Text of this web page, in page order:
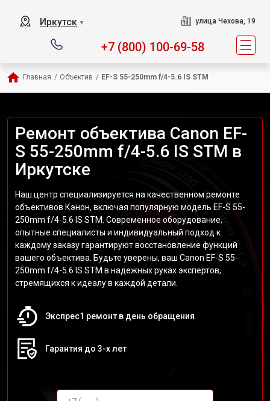
Иркутск ▼ улица Чехова, 19
+7 (800) 100-69-58
Главная / Объектив / EF-S 55-250mm f/4-5.6 IS STM
Ремонт объектива Canon EF-
S 55-250mm f/4-5.6 IS STM в
Иркутске
Наш центр специализируется на качественном ремонте
объективов Кэнон, включая популярную модель EF-S 55-
250mm f/4-5.6 IS STM. Современное оборудование,
опытные специалисты и индивидуальный подход к
каждому заказу гарантируют восстановление функций
вашего объектива. Будьте уверены, ваш Canon EF-S 55-
250mm f/4-5.6 IS STM в надежных руках экспертов,
стремящихся к идеалу в каждой детали.
Экспрес1 ремонт в день обращения
Гарантия до 3-х лет